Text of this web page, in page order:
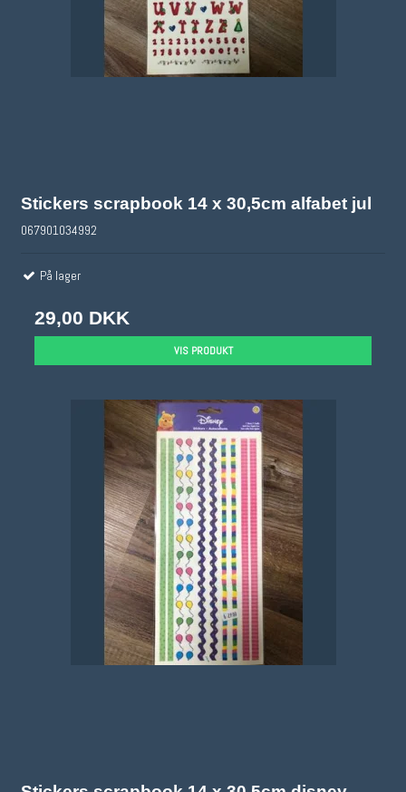
Stickers scrapbook 14 x 30,5cm alfabet jul
067901034992
På lager
29,00 DKK
VIS PRODUKT